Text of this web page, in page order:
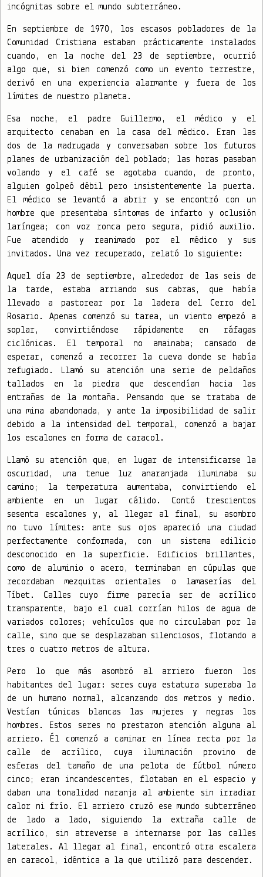
incógnitas sobre el mundo subterráneo.
En septiembre de 1970, los escasos pobladores de la
Comunidad Cristiana estaban prácticamente instalados
cuando, en la noche del 23 de septiembre, ocurrió
algo que, si bien comenzó como un evento terrestre,
derivó en una experiencia alarmante y fuera de los
límites de nuestro planeta.
Esa noche, el padre Guillermo, el médico y el
arquitecto cenaban en la casa del médico. Eran las
dos de la madrugada y conversaban sobre los futuros
planes de urbanización del poblado; las horas pasaban
volando y el café se agotaba cuando, de pronto,
alguien golpeó débil pero insistentemente la puerta.
El médico se levantó a abrir y se encontró con un
hombre que presentaba síntomas de infarto y oclusión
laríngea; con voz ronca pero segura, pidió auxilio.
Fue atendido y reanimado por el médico y sus
invitados. Una vez recuperado, relató lo siguiente:
Aquel día 23 de septiembre, alrededor de las seis de
la tarde, estaba arriando sus cabras, que había
llevado a pastorear por la ladera del Cerro del
Rosario. Apenas comenzó su tarea, un viento empezó a
soplar, convirtiéndose rápidamente en ráfagas
ciclónicas. El temporal no amainaba; cansado de
esperar, comenzó a recorrer la cueva donde se había
refugiado. Llamó su atención una serie de peldaños
tallados en la piedra que descendían hacia las
entrañas de la montaña. Pensando que se trataba de
una mina abandonada, y ante la imposibilidad de salir
debido a la intensidad del temporal, comenzó a bajar
los escalones en forma de caracol.
Llamó su atención que, en lugar de intensificarse la
oscuridad, una tenue luz anaranjada iluminaba su
camino; la temperatura aumentaba, convirtiendo el
ambiente en un lugar cálido. Contó trescientos
sesenta escalones y, al llegar al final, su asombro
no tuvo límites: ante sus ojos apareció una ciudad
perfectamente conformada, con un sistema edilicio
desconocido en la superficie. Edificios brillantes,
como de aluminio o acero, terminaban en cúpulas que
recordaban mezquitas orientales o lamaserías del
Tíbet. Calles cuyo firme parecía ser de acrílico
transparente, bajo el cual corrían hilos de agua de
variados colores; vehículos que no circulaban por la
calle, sino que se desplazaban silenciosos, flotando a
tres o cuatro metros de altura.
Pero lo que más asombró al arriero fueron los
habitantes del lugar: seres cuya estatura superaba la
de un humano normal, alcanzando dos metros y medio.
Vestían túnicas blancas las mujeres y negras los
hombres. Estos seres no prestaron atención alguna al
arriero. Él comenzó a caminar en línea recta por la
calle de acrílico, cuya iluminación provino de
esferas del tamaño de una pelota de fútbol número
cinco; eran incandescentes, flotaban en el espacio y
daban una tonalidad naranja al ambiente sin irradiar
calor ni frío. El arriero cruzó ese mundo subterráneo
de lado a lado, siguiendo la extraña calle de
acrílico, sin atreverse a internarse por las calles
laterales. Al llegar al final, encontró otra escalera
en caracol, idéntica a la que utilizó para descender.